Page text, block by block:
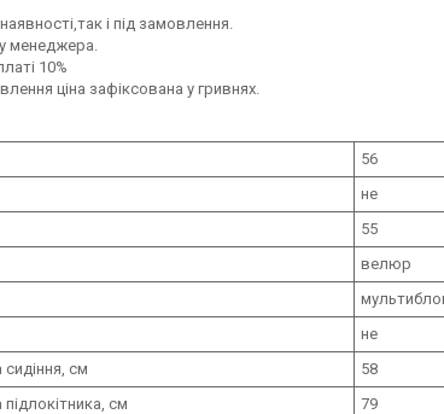
і під замовлення.
менеджера.
10%
ціна зафіксована у гривнях.
56
не
55
велюр
не
см
58
см
79